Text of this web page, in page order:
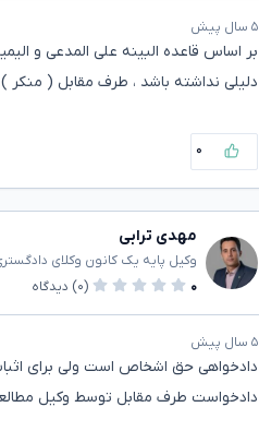
۵ سال پیش
بر اساس قاعده البینه علی المدعی و
دلیلی نداشته باشد ، طرف مقابل ( منکر
۰
مهدی ترابی
وکیل پایه یک کانون وکلای
۰
(۰) دیدگاه
۵ سال پیش
دادخواهی حق اشخاص است ولی برای
دادخواست طرف مقابل توسط وکیل